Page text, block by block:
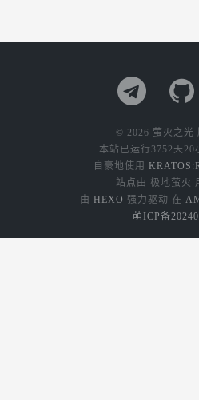
© 2026 萤火之光
本站已运行3752天20
自豪地使用
站点由 极地萤火
由 HEXO 强力驱动 在
萌ICP备